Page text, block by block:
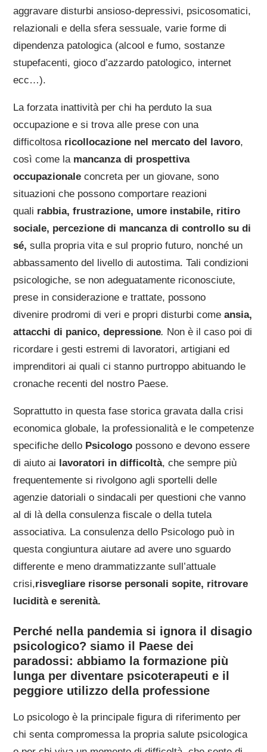
aggravare disturbi ansioso-depressivi, psicosomatici,
relazionali e della sfera sessuale, varie forme di
dipendenza patologica (alcool e fumo, sostanze
stupefacenti, gioco d’azzardo patologico, internet
ecc…).
La forzata inattività per chi ha perduto la sua
occupazione e si trova alle prese con una
difficoltosaricollocazione nel mercato del lavoro,
così come la mancanza di prospettiva
occupazionaleconcreta per un giovane, sono
situazioni che possono comportare reazioni
quali rabbia, frustrazione, umore instabile, ritiro
sociale, percezione di mancanza di controllo su di
sé, sulla propria vita e sul proprio futuro, nonché un
abbassamento del livello di autostima. Tali condizioni
psicologiche, se non adeguatamente riconosciute,
prese in considerazione e trattate, possono
divenire prodromi di veri e propri disturbi come ansia,
attacchi di panico, depressione. Non è il caso poi di
ricordare i gesti estremi di lavoratori, artigiani ed
imprenditori ai quali ci stanno purtroppo abituando le
cronache recenti del nostro Paese.
Soprattutto in questa fase storica gravata dalla crisi
economica globale, la professionalità e le competenze
specifiche dello Psicologopossono e devono essere
di aiuto ai lavoratori in difficoltà, che sempre più
frequentemente si rivolgono agli sportelli delle
agenzie datoriali o sindacali per questioni che vanno
al di là della consulenza fiscale o della tutela
associativa. La consulenza dello Psicologo può in
questa congiuntura aiutare ad avere uno sguardo
differente e meno drammatizzante sull’attuale
crisi,risvegliare risorse personali sopite, ritrovare
lucidità e serenità.
Perché nella pandemia si ignora il disagio
psicologico? siamo il Paese dei
paradossi: abbiamo la formazione più
lunga per diventare psicoterapeuti e il
peggiore utilizzo della professione
Lo psicologo è la principale figura di riferimento per
chi senta compromessa la propria salute psicologica